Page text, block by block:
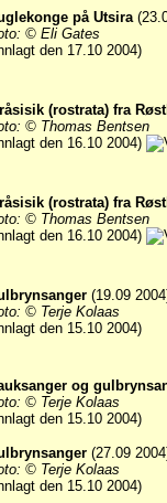
på Utsira
© Eli Gates
den 17.10 2004)
(rostrata) fra
© Thomas Bentsen
den 16.10 2004)
(rostrata) fra
© Thomas Bentsen
den 16.10 2004)
(19.09
© Terje Kolaas
den 15.10 2004)
og
© Terje Kolaas
den 15.10 2004)
(27.09
© Terje Kolaas
den 15.10 2004)